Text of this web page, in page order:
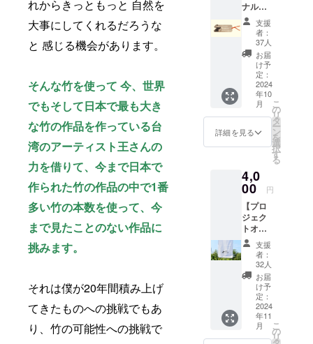
れからきっともっと 自然を
大事にしてくれるだろうな
と 感じる機会があります。
そんな竹を使って 今、世界
でもそして日本で最も大き
な竹の作品を作っている台
湾のアーティスト王さんの
力を借りて、今まで日本で
作られた竹の作品の中で1番
多い竹の本数を使って、今
まで見たことのない作品に
挑みます。
それは僕が20年間積み上げ
てきたものへの挑戦でもあ
り、竹の可能性への挑戦で
異なり
ます）
・送付
方法：
メール
アドレ
ス宛に
ご送付
ジャイ
アント
パンダ
の咀嚼
音と
セット
で、動
物と人
の違い
等をお
楽しみ
くださ
アラー
ム等、
活用方
法を期
待して
いま
す。 ・
ファイ
ル形
式：
mp3 ・
長さ：
60-90
秒/音 ・
ナルロ
ゴブッ
クマー
ク】 パ
ンダバ
ンブー
プロ
ジェク
トオリ
ジナル
ロゴの
竹製
ブック
読書家
のみな
さま
へ！ ＜
素材＞
本体：
竹 栞
紐：
レーヨ
ン（色
はラン
ダムで
す） 日
本製
支援
者：
37人
お届
け予
定：
2024
年10
月
詳細を見る
こ
の
リ
タ
ー
ン
を
選
択
す
る
4,0
00 円
【プロ
ジェク
トオリ
ジナル
てぬぐ
いで応
援！】
パンダ
バン
ブー
アート
プロ
ジェク
支援
者：
32人
お届
け予
定：
2024
年11
月
こ
の
リ